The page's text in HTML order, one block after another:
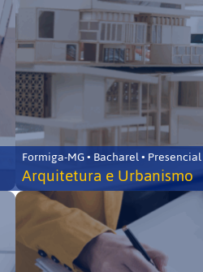
Formiga-MG • Bacharel • Presencial
Arquitetura e Urbanismo